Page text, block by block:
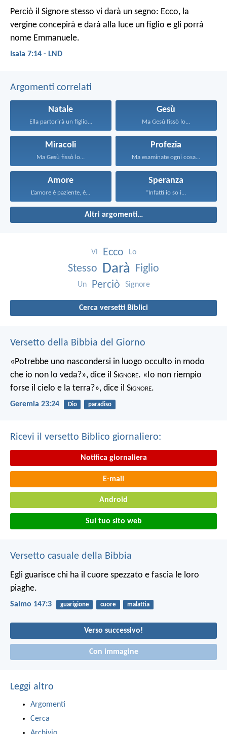
Perciò il Signore stesso vi darà un segno: Ecco, la
vergine concepirà e darà alla luce un figlio e gli porrà
nome Emmanuele.
Isaia 7:14 - LND
Argomenti correlati
Natale
Ella partorirà un figlio...
Gesù
Ma Gesù fissò lo...
Miracoli
Ma Gesù fissò lo...
Profezia
Ma esaminate ogni cosa...
Amore
L’amore è paziente, è...
Speranza
“Infatti io so i...
Altri argomenti…
Vi Ecco Lo
Stesso Darà Figlio
Un Perciò Signore
Cerca versetti Biblici
Versetto della Bibbia del Giorno
«Potrebbe uno nascondersi in luogo occulto in modo
che io non lo veda?», dice il Signore. «Io non riempio
forse il cielo e la terra?», dice il Signore.
Geremia 23:24 Dio paradiso
Ricevi il versetto Biblico giornaliero:
Notifica giornaliera
E-mail
Android
Sul tuo sito web
Versetto casuale della Bibbia
Egli guarisce chi ha il cuore spezzato e fascia le loro
piaghe.
Salmo 147:3 guarigione cuore malattia
Verso successivo!
Con immagine
Leggi altro
Argomenti
Cerca